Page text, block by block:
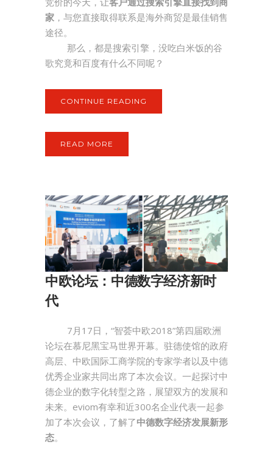
家 ，与您直接取得联系是海外商贸是最佳销售
途径。
那么，都是搜索引擎，没吃白米饭的谷
歌究竟和百度有什么不同呢？
CONTINUE READING
READ MORE
中欧论坛：中德数字经济新时
代
7月17日，“智荟中欧2018”第四届欧洲
论坛在慕尼黑宝马世界开幕。驻德使馆的政府
高层、中欧国际工商学院的专家学者以及中德
优秀企业家共同出席了本次会议。一起探讨中
德企业的数字化转型之路，展望双方的发展和
未来。eviom有幸和近300名企业代表一起参
加了本次会议，了解了中德数字经济发展新形
态。